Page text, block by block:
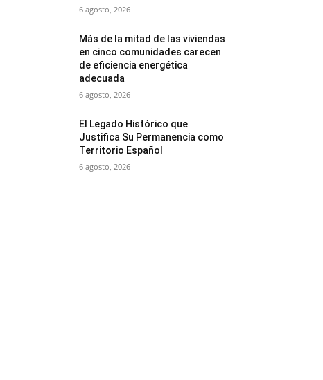
6 agosto, 2026
Más de la mitad de las viviendas
en cinco comunidades carecen
de eficiencia energética
adecuada
6 agosto, 2026
El Legado Histórico que
Justifica Su Permanencia como
Territorio Español
6 agosto, 2026